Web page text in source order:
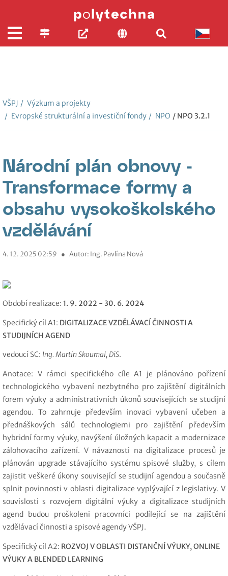
VŠPJ / Výzkum a projekty
/ Evropské strukturální a investiční fondy / NPO / NPO 3.2.1
Národní plán obnovy -
Transformace formy a
obsahu vysokoškolského
vzdělávání
4. 12. 2025 02:59 ● Autor: Ing. Pavlína Nová
Období realizace: 1. 9. 2022 - 30. 6. 2024
Specifický cíl A1: DIGITALIZACE VZDĚLÁVACÍ ČINNOSTI A
STUDIJNÍCH AGEND
vedoucí SC: Ing. Martin Skoumal, DiS.
Anotace: V rámci specifického cíle A1 je plánováno pořízení
technologického vybavení nezbytného pro zajištění digitálních
forem výuky a administrativních úkonů souvisejících se studijní
agendou. To zahrnuje především inovaci vybavení učeben a
přednáškových sálů technologiemi pro zajištění především
hybridní formy výuky, navýšení úložných kapacit a modernizace
zálohovacího zařízení. V návaznosti na digitalizace procesů je
plánován upgrade stávajícího systému spisové služby, s cílem
zajistit veškeré úkony související se studijní agendou a současně
splnit povinnosti v oblasti digitalizace vyplývající z legislativy. V
souvislosti s rozvojem digitální výuky a digitalizace studijních
agend budou proškoleni pracovníci podílející se na zajištění
vzdělávací činnosti a spisové agendy VŠPJ.
Specifický cíl A2: ROZVOJ V OBLASTI DISTANČNÍ VÝUKY, ONLINE
VÝUKY A BLENDED LEARNING